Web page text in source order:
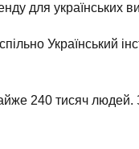
для українських
Український
240 тисяч людей.